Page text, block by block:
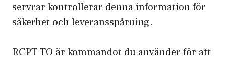
servrar kontrollerar denna information för
säkerhet och leveransspårning.
RCPT TO är kommandot du använder för att